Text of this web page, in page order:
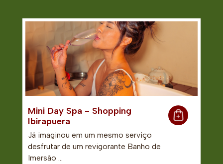
Mini Day Spa - Shopping
Ibirapuera
Já imaginou em um mesmo serviço
desfrutar de um revigorante Banho de
Imersão …